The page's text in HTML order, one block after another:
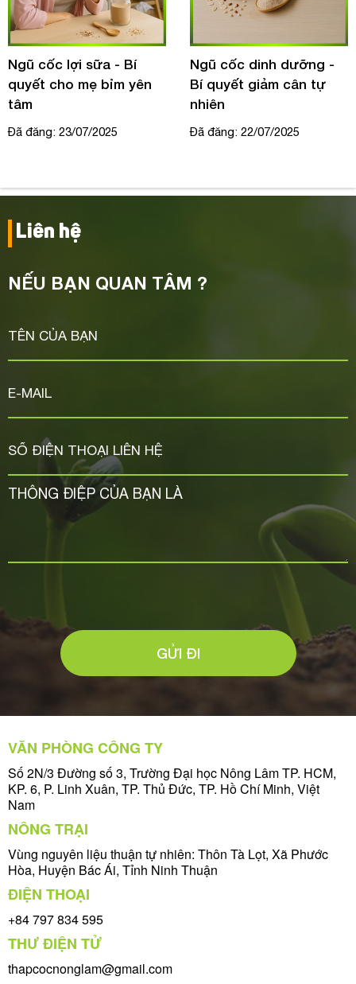
Ngũ cốc lợi sữa - Bí
quyết cho mẹ bỉm yên
tâm
Đã đăng: 23/07/2025
Ngũ cốc dinh dưỡng -
Bí quyết giảm cân tự
nhiên
Đã đăng: 22/07/2025
Liên hệ
NẾU BẠN QUAN TÂM ?
GỬI ĐI
VĂN PHÒNG CÔNG TY
Số 2N/3 Đường số 3, Trường Đại học Nông Lâm TP. HCM,
KP. 6, P. Linh Xuân, TP. Thủ Đức, TP. Hồ Chí Minh, Việt
Nam
NÔNG TRẠI
Vùng nguyên liệu thuận tự nhiên: Thôn Tà Lọt, Xã Phước
Hòa, Huyện Bác Ái, Tỉnh Ninh Thuận
ĐIỆN THOẠI
+84 797 834 595
THƯ ĐIỆN TỬ
thapcocnonglam@gmail.com